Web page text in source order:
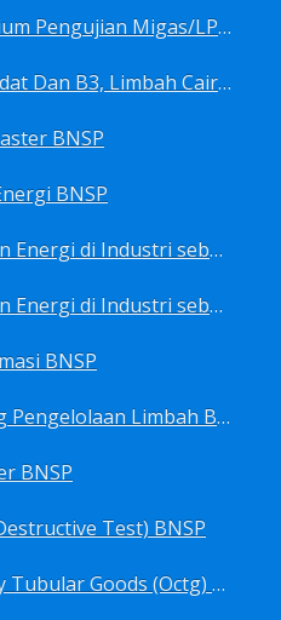
Sertifikasi Laboratorium Pengujian Migas/LPM BNSP
Sertifikasi Limbah Padat Dan B3, Limbah Cair BNSP
BNSP
BNSP
Sertifikasi Manajemen Energi di Industri sebagai Auditor BNSP
Sertifikasi Manajemen Energi di Industri sebagai Manager Energy BNSP
BNSP
Sertifikasi Monitoring Pengelolaan Limbah B3 BNSP
BNSP
Test) BNSP
Sertifikasi Oil Country Tubular Goods (Octg) BNSP